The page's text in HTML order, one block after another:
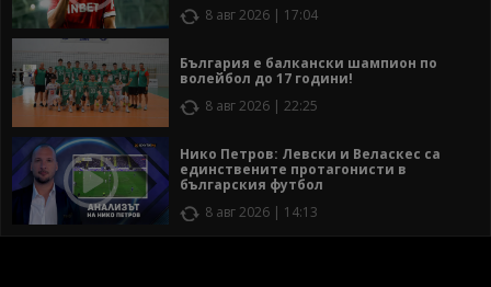
8 авг 2026 | 17:04
България е балкански шампион по
волейбол до 17 години!
8 авг 2026 | 22:25
Нико Петров: Левски и Веласкес са
единствените протагонисти в
българския футбол
8 авг 2026 | 14:13